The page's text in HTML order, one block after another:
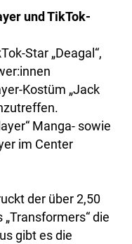
und TikTok-
Star „Deagal“,
Kostüm „Jack
Manga- sowie
im Center
der über 2,50
die
gibt es die